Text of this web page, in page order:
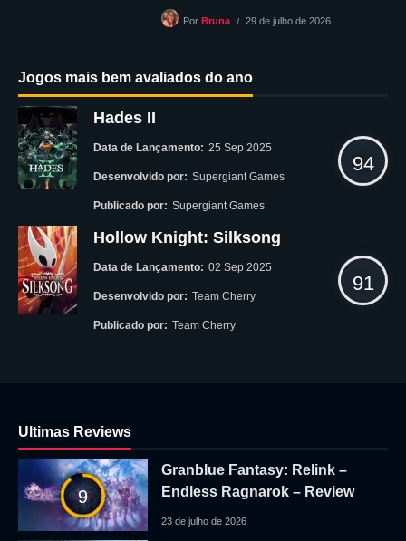
Por Bruna 29 de julho de 2026
Jogos mais bem avaliados do ano
Hades II
Data de Lançamento: 25 Sep 2025
Desenvolvido por: Supergiant Games
Publicado por: Supergiant Games
94
Hollow Knight: Silksong
Data de Lançamento: 02 Sep 2025
Desenvolvido por: Team Cherry
Publicado por: Team Cherry
91
Ultimas Reviews
9
Granblue Fantasy: Relink –
Endless Ragnarok – Review
23 de julho de 2026